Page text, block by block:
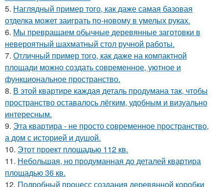
5. Наглядный пример того, как даже самая базовая
отделка может заиграть по-новому в умелых руках.
6. Мы превращаем обычные деревянные заготовки в
невероятный шахматный стол ручной работы.
7. Отличный пример того, как даже на компактной
площади можно создать современное, уютное и
функциональное пространство.
8. В этой квартире каждая деталь продумана так, чтобы
пространство оставалось лёгким, удобным и визуально
интересным.
9. Эта квартира - не просто современное пространство,
а дом с историей и душой.
10. Этот проект площадью 112 кв.
11. Небольшая, но продуманная до деталей квартира
площадью 36 кв.
12. Подробный процесс создания деревянной коробки